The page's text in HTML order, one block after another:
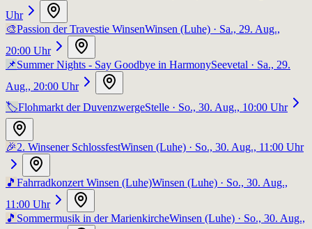
Uhr
🎨Passion der Travestie WinsenWinsen (Luhe) · Sa., 29. Aug.,
20:00 Uhr
📌Summer Nights - Say Goodbye in HarmonySeevetal · Sa., 29.
Aug., 20:00 Uhr
🏷️Flohmarkt der DuvenzwergeStelle · So., 30. Aug., 10:00 Uhr
🎉2. Winsener SchlossfestWinsen (Luhe) · So., 30. Aug., 11:00 Uhr
🎵 Fahrradkonzert Winsen (Luhe)Winsen (Luhe) · So., 30. Aug.,
11:00 Uhr
🎵 Sommermusik in der MarienkircheWinsen (Luhe) · So., 30. Aug.,